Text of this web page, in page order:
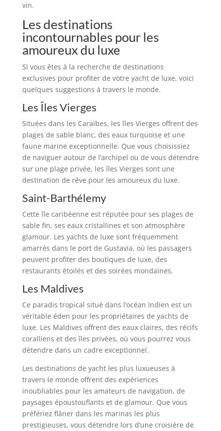
vin.
Les destinations
incontournables pour les
amoureux du luxe
Si vous êtes à la recherche de destinations
exclusives pour profiter de votre yacht de luxe, voici
quelques suggestions à travers le monde.
Les Îles Vierges
Situées dans les Caraïbes, les îles Vierges offrent des
plages de sable blanc, des eaux turquoise et une
faune marine exceptionnelle. Que vous choisissiez
de naviguer autour de l’archipel ou de vous détendre
sur une plage privée, les îles Vierges sont une
destination de rêve pour les amoureux du luxe.
Saint-Barthélemy
Cette île caribéenne est réputée pour ses plages de
sable fin, ses eaux cristallines et son atmosphère
glamour. Les yachts de luxe sont fréquemment
amarrés dans le port de Gustavia, où les passagers
peuvent profiter des boutiques de luxe, des
restaurants étoilés et des soirées mondaines.
Les Maldives
Ce paradis tropical situé dans l’océan Indien est un
véritable éden pour les propriétaires de yachts de
luxe. Les Maldives offrent des eaux claires, des récifs
coralliens et des îles privées, où vous pourrez vous
détendre dans un cadre exceptionnel.
Les destinations de yacht les plus luxueuses à
travers le monde offrent des expériences
inoubliables pour les amateurs de navigation, de
paysages époustouflants et de glamour. Que vous
préfériez flâner dans les marinas les plus
prestigieuses, vous détendre lors d’une croisière de